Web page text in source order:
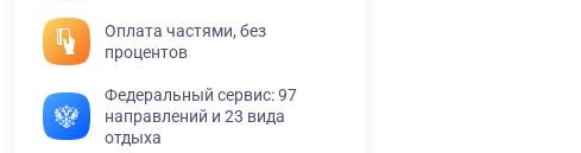
Оплата частями, без
процентов
Федеральный сервис: 97
направлений и 23 вида
отдыха